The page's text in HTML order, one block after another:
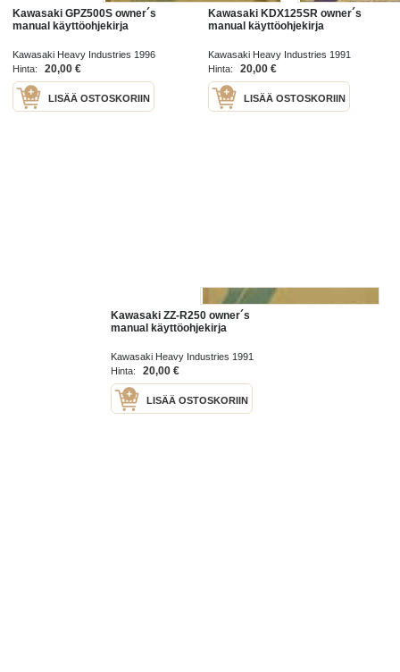
Kawasaki GPZ500S owner´s
manual käyttöohjekirja
Kawasaki Heavy Industries 1996
Hinta:
20,00 €
LISÄÄ OSTOSKORIIN
Kawasaki KDX125SR owner´s
manual käyttöohjekirja
Kawasaki Heavy Industries 1991
Hinta:
20,00 €
LISÄÄ OSTOSKORIIN
Kawasaki ZZ-R250 owner´s
manual käyttöohjekirja
Kawasaki Heavy Industries 1991
Hinta:
20,00 €
LISÄÄ OSTOSKORIIN